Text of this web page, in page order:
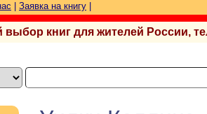
Заявка на книгу
книг для жителей России,